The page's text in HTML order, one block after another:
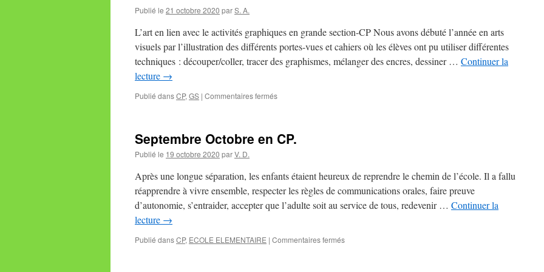
Browne
et
de
René
Publié le 21 octobre 2020 parS. A.
L’art en lien avec le activités graphiques en grande section-CP Nous avons débuté l’année en arts
visuels par l’illustration des différents portes-vues et cahiers où les élèves ont pu utiliser différentes
techniques : découper/coller, tracer des graphismes, mélanger des encres, dessiner … Continuer la
lecture →
Publié dansCP, GS | Commentaires ferméssur
GS/CP.
Septembre Octobre en CP.
Publié le 19 octobre 2020 parV. D.
Après une longue séparation, les enfants étaient heureux de reprendre le chemin de l’école. Il a fallu
réapprendre à vivre ensemble, respecter les règles de communications orales, faire preuve
d’autonomie, s’entraider, accepter que l’adulte soit au service de tous, redevenir … Continuer la
lecture →
Publié dansCP, ECOLE ELEMENTAIRE | Commentaires ferméssur